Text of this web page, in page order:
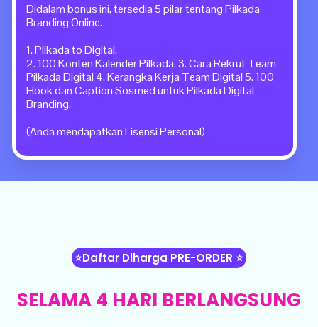
Didalam bonus ini, tersedia 5 pilar tentang Pilkada
Branding Online.
1. Pilkada to Digital.
2. 100 Konten Kalender Pilkada. 3. Cara Rekrut Team
Pilkada Digital 4. Kerangka Kerja Team Digital 5. 100
Hook dan Caption Sosmed untuk Pilkada Digital
Branding.
(Anda mendapatkan Lisensi Personal)
⭐️Daftar Diharga PRE-ORDER ⭐️
SELAMA 4 HARI BERLANGSUNG